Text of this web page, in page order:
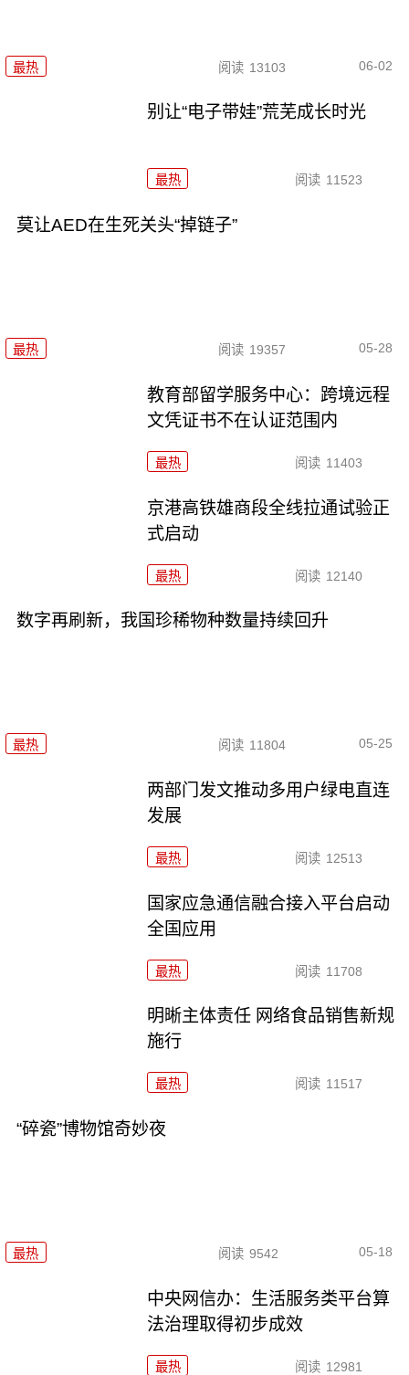
最热 阅读 13103 06-02
别让“电子带娃”荒芜成长时光
最热 阅读 11523
莫让AED在生死关头“掉链子”
最热 阅读 19357 05-28
教育部留学服务中心：跨境远程
文凭证书不在认证范围内
最热 阅读 11403
京港高铁雄商段全线拉通试验正
式启动
最热 阅读 12140
数字再刷新，我国珍稀物种数量持续回升
最热 阅读 11804 05-25
两部门发文推动多用户绿电直连
发展
最热 阅读 12513
国家应急通信融合接入平台启动
全国应用
最热 阅读 11708
明晰主体责任 网络食品销售新规
施行
最热 阅读 11517
“碎瓷”博物馆奇妙夜
最热 阅读 9542 05-18
中央网信办：生活服务类平台算
法治理取得初步成效
最热 阅读 12981